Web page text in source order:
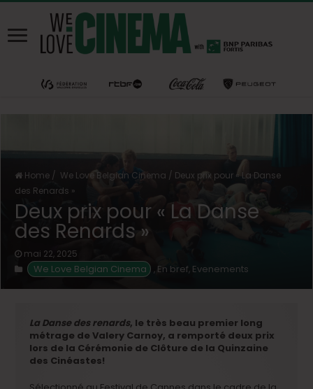
Home / We Love Belgian Cinema / Deux prix pour « La Danse
des Renards »
Deux prix pour « La Danse
des Renards »
mai 22, 2025
We Love Belgian Cinema , En bref, Evenements
La Danse des renards, le très beau premier long
métrage de Valery Carnoy, a remporté deux prix
lors de la Cérémonie de Clôture de la Quinzaine
des Cinéastes!